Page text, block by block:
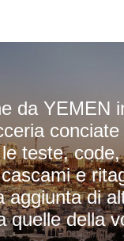
da YEMEN
teste,
e
aggiunta di
quelle della